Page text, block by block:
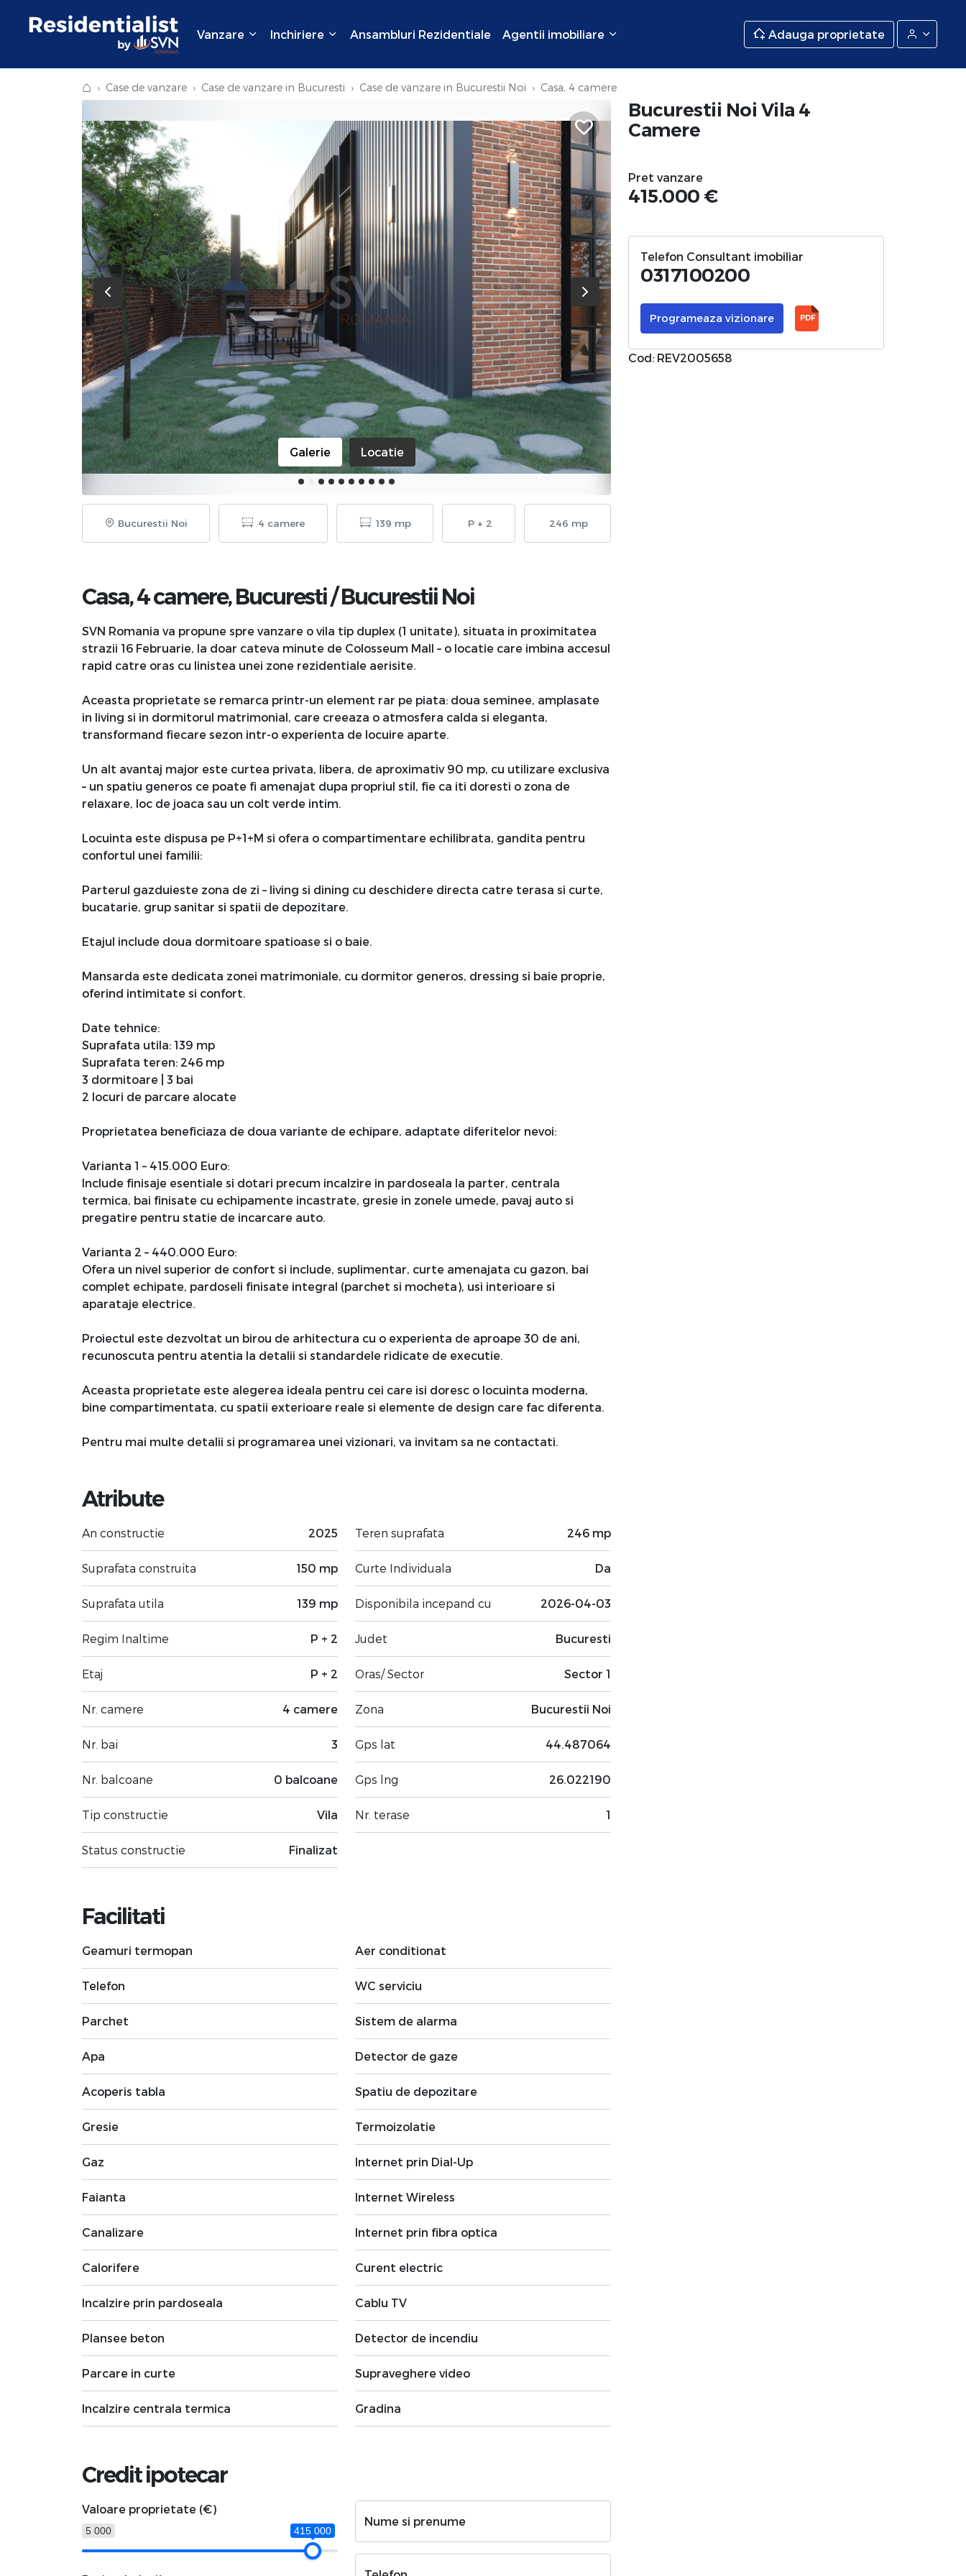
Vanzare Inchiriere Ansambluri Rezidentiale Agentii imobiliare Adauga proprietate
⌂ Case de vanzare Case de vanzare in Bucuresti Case de vanzare in Bucurestii Noi Casa, 4 camere
Galerie Locatie
Bucurestii Noi 4 camere 139 mp P + 2 246 mp
Casa, 4 camere,Bucuresti/Bucurestii Noi
SVN Romania va propune spre vanzare o vila tip duplex (1 unitate), situata in proximitatea
strazii 16 Februarie, la doar cateva minute de Colosseum Mall – o locatie care imbina accesul
rapid catre oras cu linistea unei zone rezidentiale aerisite.
Aceasta proprietate se remarca printr-un element rar pe piata: doua seminee, amplasate
in living si in dormitorul matrimonial, care creeaza o atmosfera calda si eleganta,
transformand fiecare sezon intr-o experienta de locuire aparte.
Un alt avantaj major este curtea privata, libera, de aproximativ 90 mp, cu utilizare exclusiva
– un spatiu generos ce poate fi amenajat dupa propriul stil, fie ca iti doresti o zona de
relaxare, loc de joaca sau un colt verde intim.
Locuinta este dispusa pe P+1+M si ofera o compartimentare echilibrata, gandita pentru
confortul unei familii:
Parterul gazduieste zona de zi – living si dining cu deschidere directa catre terasa si curte,
bucatarie, grup sanitar si spatii de depozitare.
Etajul include doua dormitoare spatioase si o baie.
Mansarda este dedicata zonei matrimoniale, cu dormitor generos, dressing si baie proprie,
oferind intimitate si confort.
Date tehnice:
Suprafata utila: 139 mp
Suprafata teren: 246 mp
3 dormitoare | 3 bai
2 locuri de parcare alocate
Proprietatea beneficiaza de doua variante de echipare, adaptate diferitelor nevoi:
Varianta 1 – 415.000 Euro:
Include finisaje esentiale si dotari precum incalzire in pardoseala la parter, centrala
termica, bai finisate cu echipamente incastrate, gresie in zonele umede, pavaj auto si
pregatire pentru statie de incarcare auto.
Varianta 2 – 440.000 Euro:
Ofera un nivel superior de confort si include, suplimentar, curte amenajata cu gazon, bai
complet echipate, pardoseli finisate integral (parchet si mocheta), usi interioare si
aparataje electrice.
Proiectul este dezvoltat un birou de arhitectura cu o experienta de aproape 30 de ani,
recunoscuta pentru atentia la detalii si standardele ridicate de executie.
Aceasta proprietate este alegerea ideala pentru cei care isi doresc o locuinta moderna,
bine compartimentata, cu spatii exterioare reale si elemente de design care fac diferenta.
Pentru mai multe detalii si programarea unei vizionari, va invitam sa ne contactati.
Atribute
An constructie 2025
Suprafata construita 150 mp
Suprafata utila 139 mp
Regim Inaltime P + 2
Etaj P + 2
Nr. camere 4 camere
Nr. bai 3
Nr. balcoane 0 balcoane
Tip constructie Vila
Status constructie Finalizat
Teren suprafata 246 mp
Curte Individuala Da
Disponibila incepand cu 2026-04-03
Judet Bucuresti
Oras/ Sector Sector 1
Zona Bucurestii Noi
Gps lat 44.487064
Gps lng 26.022190
Nr. terase 1
Facilitati
Geamuri termopan
Telefon
Parchet
Apa
Acoperis tabla
Gresie
Gaz
Faianta
Canalizare
Calorifere
Incalzire prin pardoseala
Plansee beton
Parcare in curte
Incalzire centrala termica
Aer conditionat
WC serviciu
Sistem de alarma
Detector de gaze
Spatiu de depozitare
Termoizolatie
Internet prin Dial-Up
Internet Wireless
Internet prin fibra optica
Curent electric
Cablu TV
Detector de incendiu
Supraveghere video
Gradina
Credit ipotecar
Valoare proprietate (€)
5 000 415 000
Nume si prenume
Bucurestii Noi Vila 4
Camere
Pret vanzare
415.000 €
Telefon Consultant imobiliar
0317100200
Programeaza vizionare PDF
Cod: REV2005658